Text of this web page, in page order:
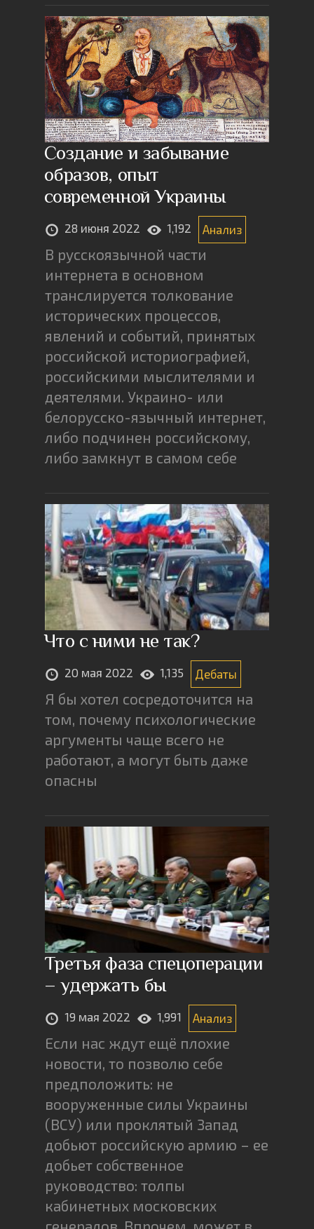
Создание и забывание
образов, опыт
современной Украины
28 июня 2022 1,192 Анализ
В русскоязычной части
интернета в основном
транслируется толкование
исторических процессов,
явлений и событий, принятых
российской историографией,
российскими мыслителями и
деятелями. Украино- или
белорусско-язычный интернет,
либо подчинен российскому,
либо замкнут в самом себе
Что с ними не так?
20 мая 2022 1,135 Дебаты
Я бы хотел сосредоточится на
том, почему психологические
аргументы чаще всего не
работают, а могут быть даже
опасны
Третья фаза спецоперации
– удержать бы
19 мая 2022 1,991 Анализ
Если нас ждут ещё плохие
новости, то позволю себе
предположить: не
вооруженные силы Украины
(ВСУ) или проклятый Запад
добьют российскую армию – ее
добьет собственное
руководство: толпы
кабинетных московских